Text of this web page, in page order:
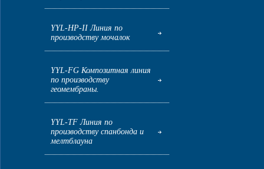
YYL-HP-II Линия по
производству мочалок
YYL-FG Композитная линия
по производству
геомембраны.
YYL-TF Линия по
производству спанбонда и
мелтблауна